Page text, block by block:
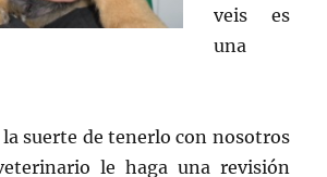
veis es
una
suerte de tenerlo con nosotros
le haga una revisión